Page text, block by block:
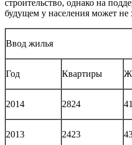
строительство, однако на
будущем у населения может не
Ввод жилья
Год Квартиры
2014 2824
2013 2423